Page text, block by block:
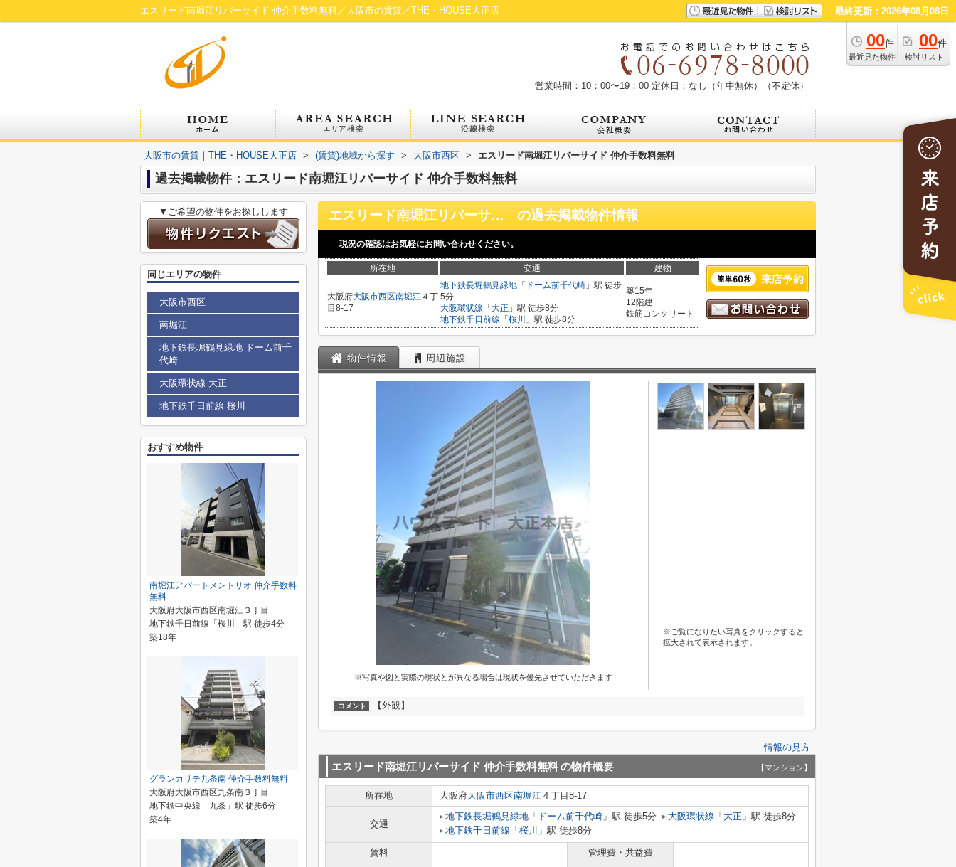
エスリード南堀江リバーサイド 仲介手数料無料／大阪市の賃貸／THE・HOUSE大正店 最終更新：2026年08月08日
00件
最近見た物件
00件
検討リスト
営業時間：10：00〜19：00 定休日：なし（年中無休）（不定休）
大阪市の賃貸｜THE・HOUSE大正店 > (賃貸)地域から探す > 大阪市西区 > エスリード南堀江リバーサイド 仲介手数料無料
過去掲載物件：エスリード南堀江リバーサイド 仲介手数料無料
エスリード南堀江リバーサイド 仲介手数料無料 の過去掲載物件情報
現況の確認はお気軽にお問い合わせください。
所在地 交通 建物
大阪府大阪市西区南堀江４丁
目8-17
地下鉄長堀鶴見緑地 「 ドーム前千代崎 」駅 徒歩
5分
大阪環状線 「 大正 」駅 徒歩8分
地下鉄千日前線 「 桜川 」駅 徒歩8分
築15年
12階建
鉄筋コンクリート
物件情報 周辺施設
※写真や図と実際の現状とが異なる場合は現状を優先させていただきます
※ご覧になりたい写真をクリックすると
拡大されて表示されます。
コメント 【外観】
情報の見方
エスリード南堀江リバーサイド 仲介手数料無料の物件概要 【マンション】
所在地 大阪府大阪市西区南堀江 ４丁目8-17
交通
地下鉄長堀鶴見緑地 「 ドーム前千代崎 」駅 徒歩5分 大阪環状線 「 大正 」駅 徒歩8分
地下鉄千日前線 「 桜川 」駅 徒歩8分
賃料 - 管理費・共益費
-
▼ご希望の物件をお探しします
同じエリアの物件
大阪市西区
南堀江
地下鉄長堀鶴見緑地 ドーム前千
代崎
大阪環状線 大正
地下鉄千日前線 桜川
おすすめ物件
南堀江アパートメントリオ 仲介手数料
無料
大阪府大阪市西区南堀江３丁目
地下鉄千日前線「桜川」駅 徒歩4分
築18年
グランカリテ九条南 仲介手数料無料
大阪府大阪市西区九条南３丁目
地下鉄中央線「九条」駅 徒歩6分
築4年